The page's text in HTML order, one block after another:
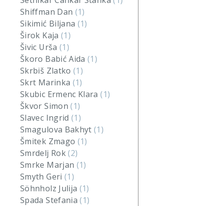
Shiffman Dan (1)
Sikimić Biljana (1)
Širok Kaja (1)
Šivic Urša (1)
Škoro Babić Aida(1)
Skrbiš Zlatko(1)
Skrt Marinka (1)
Skubic Ermenc Klara(1)
Škvor Simon(1)
Slavec Ingrid(1)
Smagulova Bakhyt(1)
Šmitek Zmago (1)
Smrdelj Rok(2)
Smrke Marjan (1)
Smyth Geri (1)
Söhnholz Julija (1)
Spada Stefania(1)